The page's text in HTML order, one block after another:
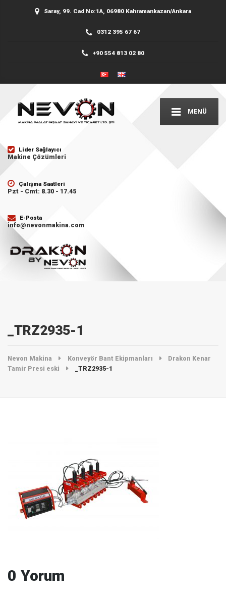
Saray, 99. Cad No:1A, 06980 Kahramankazan/Ankara
0312 395 67 67
+90 554 813 02 80
MENÜ
Lider Sağlayıcı
Makine Çözümleri
Çalışma Saatleri
Pzt - Cmt: 8.30 - 17.45
E-Posta
info@nevonmakina.com
_TRZ2935-1
Nevon Makina Konveyör Bant Ekipmanları
Drakon Kenar
Tamir Presi eski
_TRZ2935-1
0 Yorum